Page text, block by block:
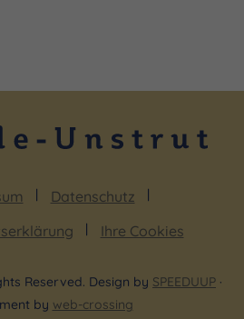
Datenschutz
Ihre Cookies
Reserved. Design by SPEEDUUP ·
by web-crossing